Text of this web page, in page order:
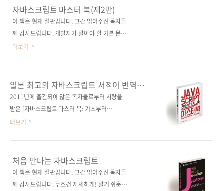
브스크립트 / 리덕스 / 데이터 아키텍처분야 프
로그래밍 / 자바스크립트 관..
이 사용되는 것 같습니다. 오늘 소개할 책은
Angular 책인데요. 작년에 Angular 개발진에서
6개월에 한 번씩 새로운 버전을 발표하기로 하면
에 5 버전이 나왔죠. 오늘 소개할 책은 Angular
1부터 꾸준히 개정판을 내면서 업데이트되었고,
버전인 5 버전도 충분히 대응하고 있습니다. 이
책의 가장 큰 장점은 600쪽이 넘는 방대한 페이
지에 앵귤러의..
자바스크립트 마스터 북(제2판)
이 책은 현재 절판입니다. 그간 읽어주신 독자들
께 감사드립니다. 개발자가 알아야 할 기본 문법
부터 완벽한 현장 대응까지! 출판사 제이펍원출
명 야마다 요시히로역자명 정인식출판일 2017
년 8월 16일페이지 516쪽판 형 46배판변형
(188*245*25)제 본 무선(soft cover)정 가
키워드 자바스크립트 / ECMAScript 6 / Ajax /
객체지향 프로그래밍분야 프로그래밍 / 자바스
■ 원출판사 도서 소개 페이지 관련 포스트■
2017/08/03 - [출간전 책소식] - 일본 최고의..
더보기
일본 최고의 자바스크립트 서적이 번역
출간됩니다!
2011년에 출간되어 많은 독자들로부터 사랑을
받은 [자바스크립트 마스터 북: 기초부터
Ajax/JQuery까지]가 이번에 전면 개정되어 근
에서 보시면 아시겠지만, 독자들의 호평이 이어
지고 있는 책이자 이웃나라 일본에서 최근 자바
스크립트 서적 중 가장 좋은 판매를 보이고 있기
더보기
처음 만나는 자바스크립트
이 책은 현재 절판입니다. 그간 읽어주신 독자들
께 감사드립니다. 무조건 자세하게! 알기 쉬운 설